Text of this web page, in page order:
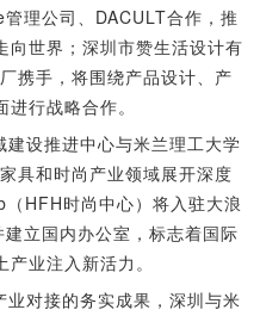
理公司、DACULT合作，推
向世界；深圳市赞生活设计有
携手，将围绕产品设计、产
行战略合作。
设推进中心与米兰理工大学
具和时尚产业领域展开深度
HFH时尚中心）将入驻大浪
立国内办公室，标志着国际
业注入新活力。
对接的务实成果，深圳与米